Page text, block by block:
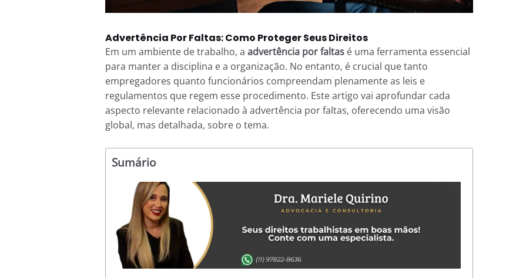
Advertência Por Faltas: Como Proteger Seus Direitos
Em um ambiente de trabalho, a advertência por faltasé uma ferramenta essencial
para manter a disciplina e a organização. No entanto, é crucial que tanto
empregadores quanto funcionários compreendam plenamente as leis e
regulamentos que regem esse procedimento. Este artigo vai aprofundar cada
aspecto relevante relacionado à advertência por faltas, oferecendo uma visão
global, mas detalhada, sobre o tema.
Sumário